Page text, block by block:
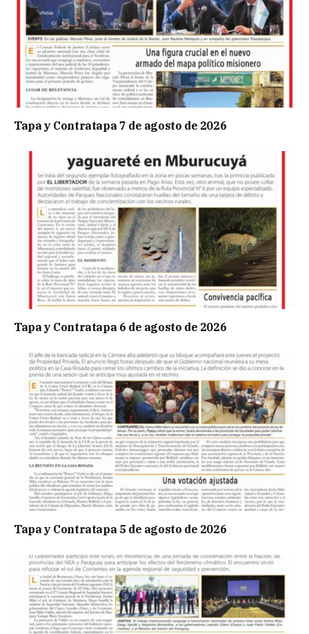
Tapa y Contratapa 7 de agosto de 2026
Tapa y Contratapa 6 de agosto de 2026
Tapa y Contratapa 5 de agosto de 2026